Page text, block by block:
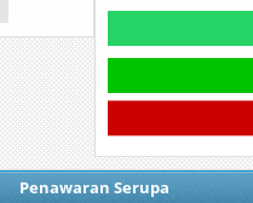
Penawaran Serupa